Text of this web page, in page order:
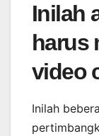
Inilah
harus
video
Inilah